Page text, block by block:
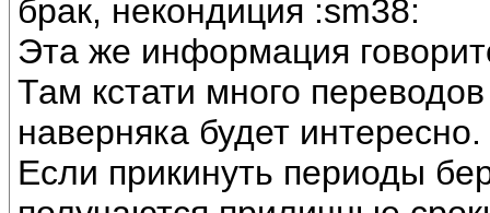
брак, некондиция :sm38:
Эта же информация
Там кстати много
наверняка будет интересно.
Если прикинуть периоды